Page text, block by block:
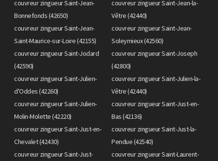
couvreur zingueur Saint-Jean-
Bonnefonds (42650)
couvreur zingueur Saint-Jean-la-
Vêtre (42440)
couvreur zingueur Saint-Jean-
Saint-Maurice-sur-Loire (42155)
couvreur zingueur Saint-Jean-
Soleymieux (42560)
couvreur zingueur Saint-Jodard
(42590)
couvreur zingueur Saint-Joseph
(42800)
couvreur zingueur Saint-Julien-
d'Oddes (42260)
couvreur zingueur Saint-Julien-la-
Vêtre (42440)
couvreur zingueur Saint-Julien-
Molin-Molette (42220)
couvreur zingueur Saint-Just-en-
Bas (42136)
couvreur zingueur Saint-Just-en-
Chevalet (42430)
couvreur zingueur Saint-Just-la-
Pendue (42540)
couvreur zingueur Saint-Just-
couvreur zingueur Saint-Laurent-